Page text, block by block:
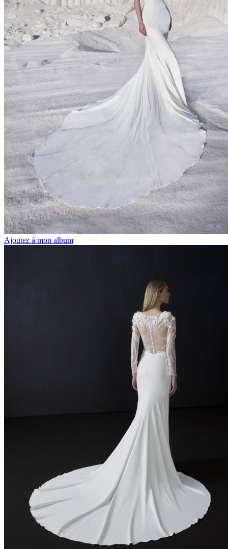
Ajoutez à mon album